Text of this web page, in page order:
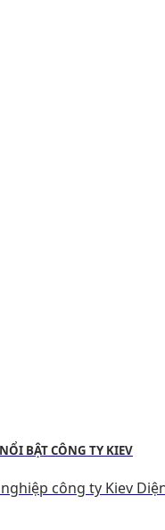
BẬT CÔNG TY KIEV
công ty Kiev